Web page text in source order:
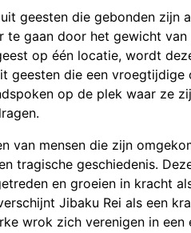
geesten die gebonden zijn
gaan door het gewicht van
op één locatie, wordt
geesten die een vroegtijdige
op de plek waar ze
van mensen die zijn
tragische geschiedenis.
en groeien in kracht
Jibaku Rei als een
wrok zich verenigen in een